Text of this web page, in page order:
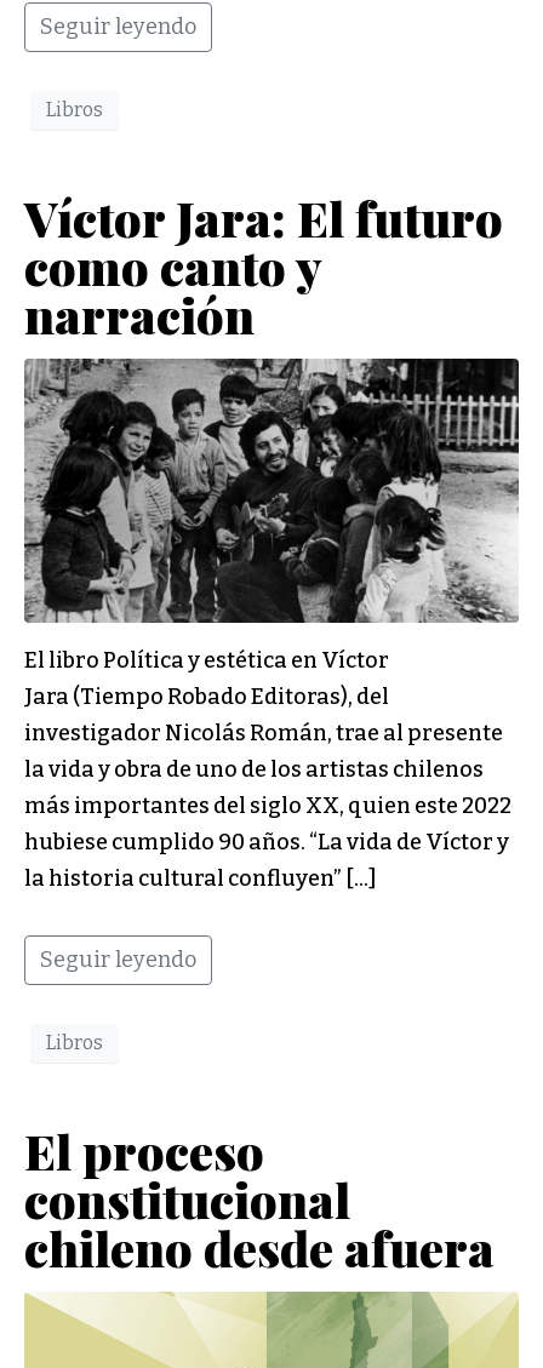
Seguir leyendo
Libros
Víctor Jara: El futuro
como canto y
narración
El libro Política y estética en Víctor
Jara (Tiempo Robado Editoras), del
investigador Nicolás Román, trae al presente
la vida y obra de uno de los artistas chilenos
más importantes del siglo XX, quien este 2022
hubiese cumplido 90 años. “La vida de Víctor y
la historia cultural confluyen” […]
Seguir leyendo
Libros
El proceso
constitucional
chileno desde afuera